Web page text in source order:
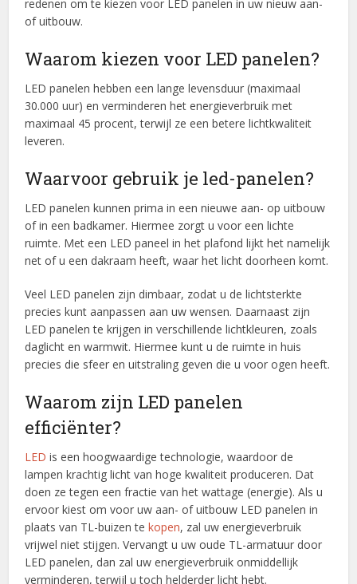
redenen om te kiezen voor LED panelen in uw nieuw aan-
of uitbouw.
Waarom kiezen voor LED panelen?
LED panelen hebben een lange levensduur (maximaal
30.000 uur) en verminderen het energieverbruik met
maximaal 45 procent, terwijl ze een betere lichtkwaliteit
leveren.
Waarvoor gebruik je led-panelen?
LED panelen kunnen prima in een nieuwe aan- op uitbouw
of in een badkamer. Hiermee zorgt u voor een lichte
ruimte. Met een LED paneel in het plafond lijkt het namelijk
net of u een dakraam heeft, waar het licht doorheen komt.
Veel LED panelen zijn dimbaar, zodat u de lichtsterkte
precies kunt aanpassen aan uw wensen. Daarnaast zijn
LED panelen te krijgen in verschillende lichtkleuren, zoals
daglicht en warmwit. Hiermee kunt u de ruimte in huis
precies die sfeer en uitstraling geven die u voor ogen heeft.
Waarom zijn LED panelen
efficiënter?
LED is een hoogwaardige technologie, waardoor de
lampen krachtig licht van hoge kwaliteit produceren. Dat
doen ze tegen een fractie van het wattage (energie). Als u
ervoor kiest om voor uw aan- of uitbouw LED panelen in
plaats van TL-buizen tekopen, zal uw energieverbruik
vrijwel niet stijgen. Vervangt u uw oude TL-armatuur door
LED panelen, dan zal uw energieverbruik onmiddellijk
verminderen, terwijl u toch helderder licht hebt.